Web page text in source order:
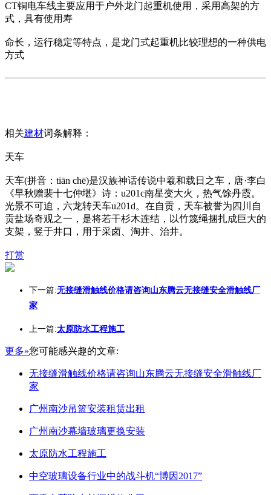
CT铜电车线主要应用于户外龙门起重机使用，采用高架的方
式，具有使用寿
命长，运行稳定等特点，是龙门式起重机比较理想的一种供电
方式
相关建材词条解释：
天车
天车(拼音：tiān chē)是汉族神话传说中羲和载日之车，唐·李白
《早秋赠裴十七仲堪》诗：u201c南星变大火，热气馀丹霞。
光景不可迫，六龙转天车u201d。在自贡，天车被誉为四川自
贡盐场奇观之一，是将若干杉木连结，以竹篾绳捆扎成巨大的
支架，竖于井口，用于采卤、淘井、治井。
打赏
下一篇:无接缝滑触线价格请咨询山东腾云无接缝安全滑触线厂
家
上一篇:太原防水工程施工
更多»您可能感兴趣的文章:
无接缝滑触线价格请咨询山东腾云无接缝安全滑触线厂
家
广州南沙吊篮安装租赁出租
广州南沙幕墙玻璃更换安装
太原防水工程施工
中空玻璃设备行业中的战斗机“博因2017”